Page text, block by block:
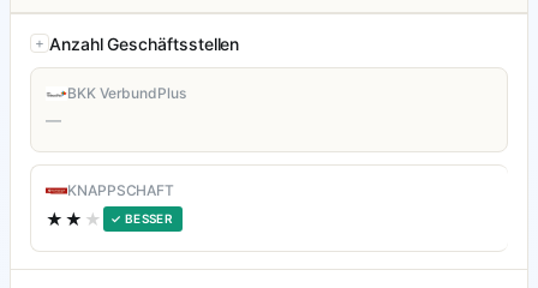
Anzahl Geschäftsstellen
BKK VerbundPlus
—
KNAPPSCHAFT
★★ ★ ✓ BESSER